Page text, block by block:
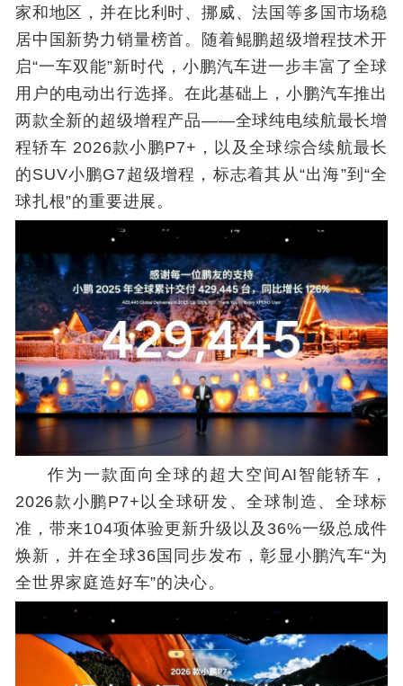
家和地区，并在比利时、挪威、法国等多国市场稳
居中国新势力销量榜首。随着鲲鹏超级增程技术开
启“一车双能”新时代，小鹏汽车进一步丰富了全球
用户的电动出行选择。在此基础上，小鹏汽车推出
两款全新的超级增程产品——全球纯电续航最长增
程轿车 2026款小鹏P7+，以及全球综合续航最长
的SUV小鹏G7超级增程，标志着其从“出海”到“全
球扎根”的重要进展。
作为一款面向全球的超大空间AI智能轿车，
2026款小鹏P7+以全球研发、全球制造、全球标
准，带来104项体验更新升级以及36%一级总成件
焕新，并在全球36国同步发布，彰显小鹏汽车“为
全世界家庭造好车”的决心。